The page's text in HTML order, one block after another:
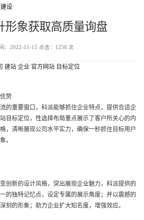
设
形象获取高质量询盘
：2022-11-15 点击：1256 次
建站 企业 官方网站 目标定位
势
的重要窗口，科派能够抓住企业特点，提供合适企
目标定位，性选择布局重点展示了客户所关心的内
，清晰展现公司水平实力，确保一秒抓住目标用户
。
创新的设计风格，突出展现企业魅力，科派提供的
的独特记忆点，设定专属的展示角度；并以震撼的
刻的形象；助力企业扩大知名度，增强效应。